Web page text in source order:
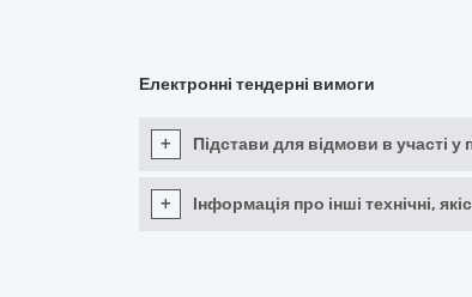
Електронні тендерні вимоги
+ Підстави для відмови в участі у
+ Інформація про інші технічні,